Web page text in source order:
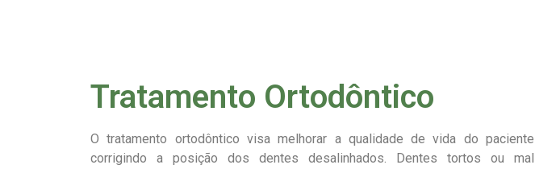
Tratamento Ortodôntico
O tratamento ortodôntico visa melhorar a qualidade de vida do paciente
corrigindo a posição dos dentes desalinhados. Dentes tortos ou mal